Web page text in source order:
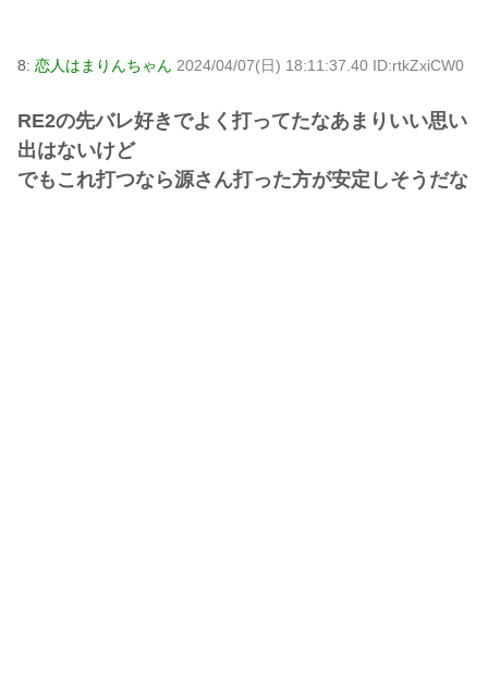
8: 恋人はまりんちゃん 2024/04/07(日) 18:11:37.40 ID:rtkZxiCW0
RE2の先バレ好きでよく打ってたなあまりいい思い
出はないけど
でもこれ打つなら源さん打った方が安定しそうだな